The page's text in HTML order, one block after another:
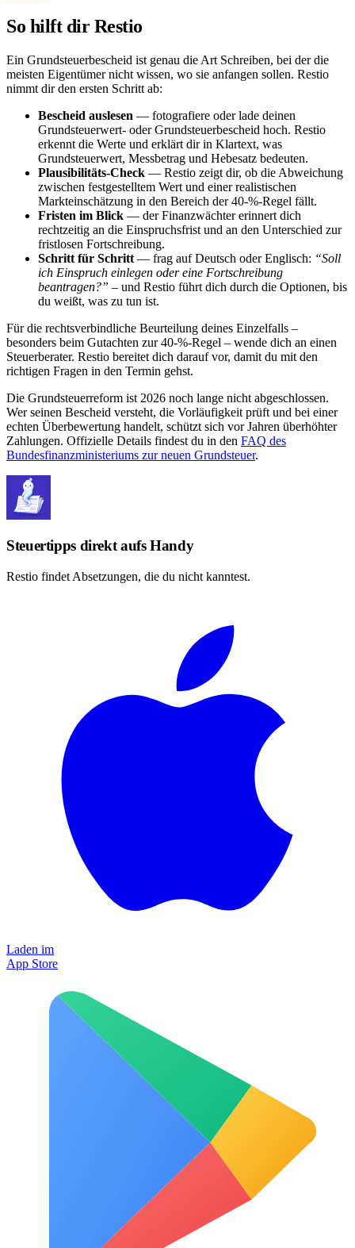
So hilft dir Restio
Ein Grundsteuerbescheid ist genau die Art Schreiben, bei der die
meisten Eigentümer nicht wissen, wo sie anfangen sollen. Restio
nimmt dir den ersten Schritt ab:
Bescheid auslesen — fotografiere oder lade deinen
Grundsteuerwert- oder Grundsteuerbescheid hoch. Restio
erkennt die Werte und erklärt dir in Klartext, was
Grundsteuerwert, Messbetrag und Hebesatz bedeuten.
Plausibilitäts-Check — Restio zeigt dir, ob die Abweichung
zwischen festgestelltem Wert und einer realistischen
Markteinschätzung in den Bereich der 40-%-Regel fällt.
Fristen im Blick — der Finanzwächter erinnert dich
rechtzeitig an die Einspruchsfrist und an den Unterschied zur
fristlosen Fortschreibung.
Schritt für Schritt — frag auf Deutsch oder Englisch: “Soll
ich Einspruch einlegen oder eine Fortschreibung
beantragen?” – und Restio führt dich durch die Optionen, bis
du weißt, was zu tun ist.
Für die rechtsverbindliche Beurteilung deines Einzelfalls –
besonders beim Gutachten zur 40-%-Regel – wende dich an einen
Steuerberater. Restio bereitet dich darauf vor, damit du mit den
richtigen Fragen in den Termin gehst.
Die Grundsteuerreform ist 2026 noch lange nicht abgeschlossen.
Wer seinen Bescheid versteht, die Vorläufigkeit prüft und bei einer
echten Überbewertung handelt, schützt sich vor Jahren überhöhter
Zahlungen. Offizielle Details findest du in den FAQ des
Bundesfinanzministeriums zur neuen Grundsteuer.
Steuertipps direkt aufs Handy
Restio findet Absetzungen, die du nicht kanntest.
Laden im
App Store